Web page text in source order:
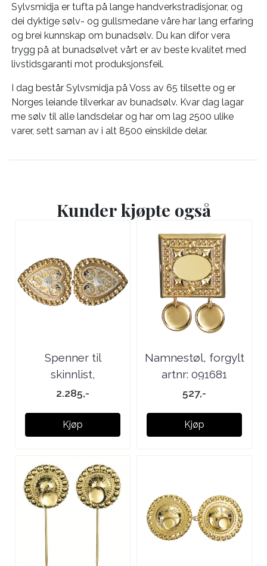
Sylvsmidja er tufta på lange handverkstradisjonar, og
dei dyktige sølv- og gullsmedane våre har lang erfaring
og brei kunnskap om bunadsølv. Du kan difor vera
trygg på at bunadsølvet vårt er av beste kvalitet med
livstidsgaranti mot produksjonsfeil.
I dag består Sylvsmidja på Voss av 65 tilsette og er
Norges leiande tilverkar av bunadsølv. Kvar dag lagar
me sølv til alle landsdelar og har om lag 2500 ulike
varer, sett saman av i alt 8500 einskilde delar.
Kunder kjøpte også
Spenner til
skinnlist,
forgylt/kvit m.
2.285,-
Kjøp
Namnestøl, forgylt
artnr: 091681
527,-
Kjøp